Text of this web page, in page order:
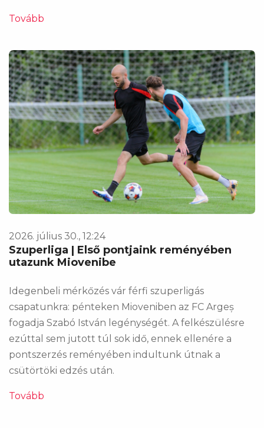
Tovább
2026. július 30., 12:24
Szuperliga | Első pontjaink reményében
utazunk Miovenibe
Idegenbeli mérkőzés vár férfi szuperligás
csapatunkra: pénteken Mioveniben az FC Argeș
fogadja Szabó István legénységét. A felkészülésre
ezúttal sem jutott túl sok idő, ennek ellenére a
pontszerzés reményében indultunk útnak a
csütörtöki edzés után.
Tovább